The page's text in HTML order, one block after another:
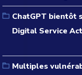
ChatGPT bientôt
Digital Service
Multiples